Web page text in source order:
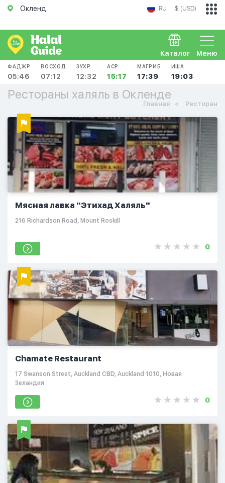
Окленд RU $ (USD)
Меню
Каталог
ФАДЖР
05:46
ВОСХОД
07:12
ЗУХР
12:32
АСР
15:17
МАГРИБ
17:39
ИША
19:03
Рестораны халяль в Окленде
Главная Ресторан
Мясная лавка "Этихад Халяль"
216 Richardson Road, Mount Roskill
0
Chamate Restaurant
17 Swanson Street, Auckland CBD, Auckland 1010, Новая
Зеландия
0